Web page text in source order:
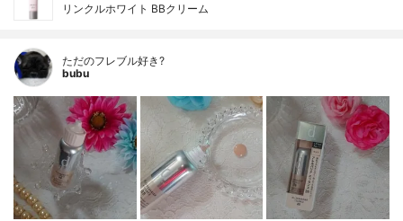
リンクルホワイト BBクリーム
ただのフレブル好き?
bubu